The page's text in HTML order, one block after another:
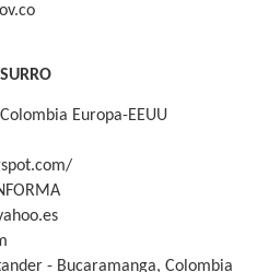
Europa-EEUU
- Bucaramanga, Colombia